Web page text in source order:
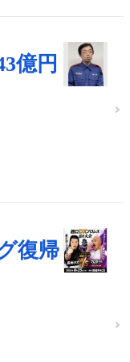
億円
復帰